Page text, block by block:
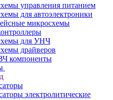
управления питанием
для автоэлектроники
микросхемы
для УНЧ
драйверов
компоненты
электролитические